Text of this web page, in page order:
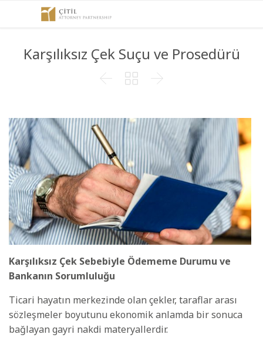
Karşılıksız Çek Suçu ve Prosedürü
  
Karşılıksız Çek Sebebiyle Ödememe Durumu ve
Bankanın Sorumluluğu
Ticari hayatın merkezinde olan çekler, taraflar arası
sözleşmeler boyutunu ekonomik anlamda bir sonuca
bağlayan gayri nakdi materyallerdir.